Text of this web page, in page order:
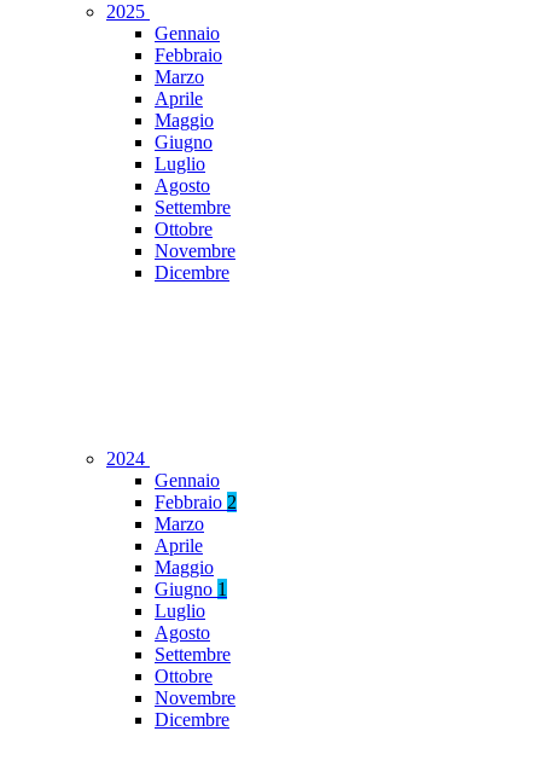
2025
Gennaio
Febbraio
Marzo
Aprile
Maggio
Giugno
Luglio
Agosto
Settembre
Ottobre
Novembre
Dicembre
2024
Gennaio
Febbraio 2
Marzo
Aprile
Maggio
Giugno 1
Luglio
Agosto
Settembre
Ottobre
Novembre
Dicembre